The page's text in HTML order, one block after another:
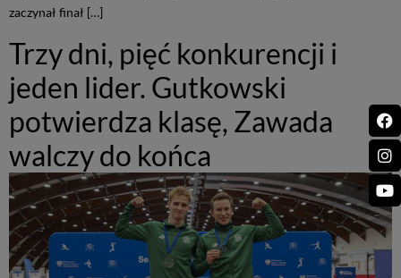
zaczynał finał […]
Trzy dni, pięć konkurencji i
jeden lider. Gutkowski
potwierdza klasę, Zawada
walczy do końca